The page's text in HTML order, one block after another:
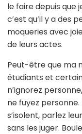
le faire depuis que
c’est qu’il y a des
moqueries avec
de leurs actes.
Peut-être que ma
étudiants et
n’ignorez
ne fuyez
s’isolent, parlez
sans les juger.